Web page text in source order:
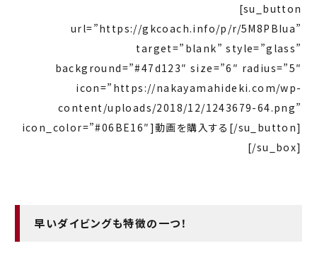
[su_button
url=”https://gkcoach.info/p/r/5M8PBIua”
target=”blank” style=”glass”
background=”#47d123″ size=”6″ radius=”5″
icon=”https://nakayamahideki.com/wp-
content/uploads/2018/12/1243679-64.png”
icon_color=”#06BE16″]動画を購入する[/su_button]
[/su_box]
早いダイビングも特徴の一つ！